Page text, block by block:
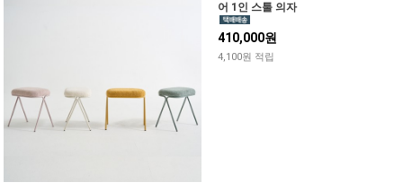
어 1인 스툴 의자
410,000원
4,100원 적립